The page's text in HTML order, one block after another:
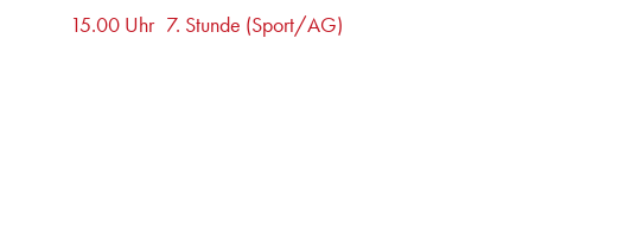
15.00 Uhr 7. Stunde (Sport/AG)